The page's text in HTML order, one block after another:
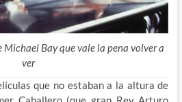
Michael Bay que vale la pena volver a
ver
que no estaban a la altura de